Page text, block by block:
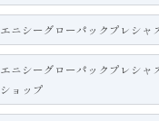
エニシーグローパックプレシャ
エニシーグローパックプレシャ
ショップ